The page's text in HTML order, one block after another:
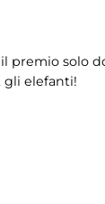
premio solo
gli elefanti!